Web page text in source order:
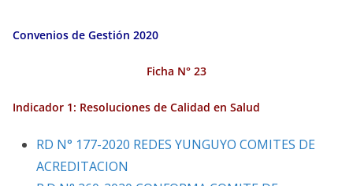
Convenios de Gestión 2020
Ficha N° 23
Indicador 1: Resoluciones de Calidad en Salud
RD N° 177-2020 REDES YUNGUYO COMITES DE
ACREDITACION